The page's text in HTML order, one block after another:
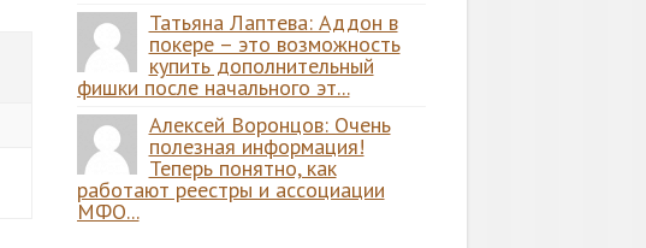
Татьяна Лаптева: Аддон в
покере – это возможность
купить дополнительный
фишки после начального эт...
Алексей Воронцов: Очень
полезная информация!
Теперь понятно, как
работают реестры и ассоциации
МФО...